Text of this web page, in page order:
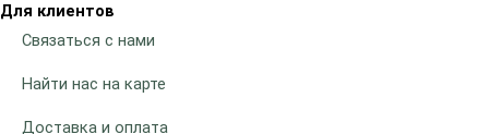
Для клиентов
Связаться с нами
Найти нас на карте
Доставка и оплата